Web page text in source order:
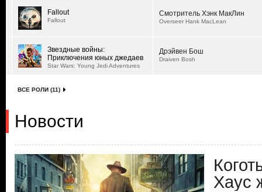
Fallout
Fallout
Смотритель Хэнк МакЛин
Overseer Hank MacLean
Звездные войны:
Приключения юных джедаев
Star Wars: Young Jedi Adventures
Дрэйвен Бош
Draiven Bosh
ВСЕ РОЛИ (11)
Новости
Хаус